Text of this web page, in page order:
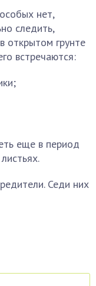
нет,
следить,
открытом грунте
встречаются:
еще в период
Седи них